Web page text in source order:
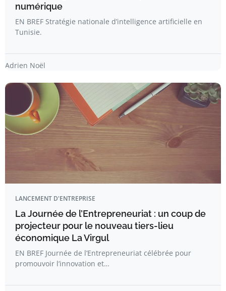
numérique
EN BREF Stratégie nationale d’intelligence artificielle en
Tunisie.
Adrien Noël
LANCEMENT D'ENTREPRISE
La Journée de l’Entrepreneuriat : un coup de
projecteur pour le nouveau tiers-lieu
économique La Virgul
EN BREF Journée de l’Entrepreneuriat célébrée pour
promouvoir l’innovation et…